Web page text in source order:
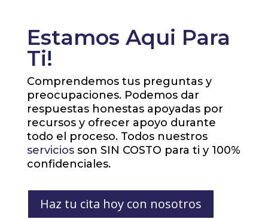
Estamos Aqui Para
Ti!
Comprendemos tus preguntas y
preocupaciones. Podemos dar
respuestas honestas apoyadas por
recursos y ofrecer apoyo durante
todo el proceso. Todos nuestros
serviciosson SIN COSTO para ti y 100%
confidenciales.
Haz tu cita hoy con nosotros